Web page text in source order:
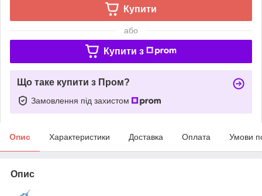
Купити
або
Купити з
Що таке купити з Пром?
Замовлення під захистом
Опис Характеристики Доставка Оплата Умови
Опис